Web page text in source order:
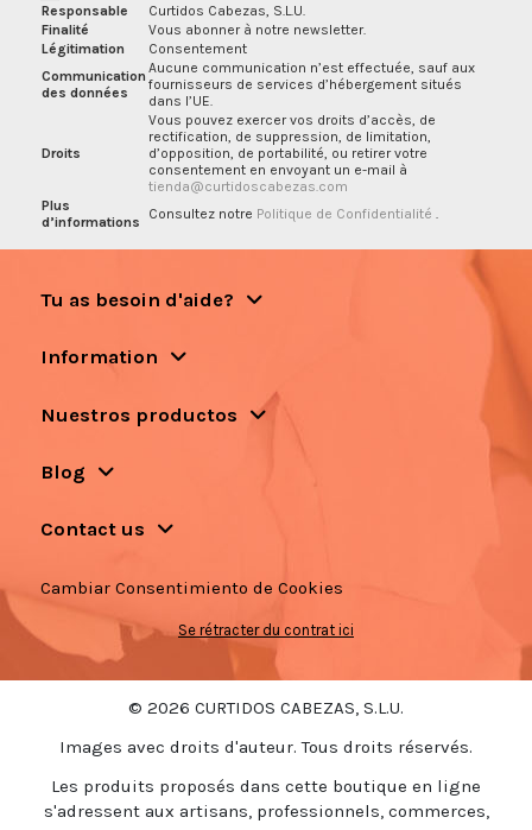
Responsable
Curtidos Cabezas, S.L.U.
Finalité
Vous abonner à notre newsletter.
Légitimation
Consentement
Communication
des données
Aucune communication n’est effectuée, sauf aux
fournisseurs de services d’hébergement situés
dans l’UE.
Droits
Vous pouvez exercer vos droits d’accès, de
rectification, de suppression, de limitation,
d’opposition, de portabilité, ou retirer votre
consentement en envoyant un e-mail à
tienda@curtidoscabezas.com
Plus
d’informations
Consultez notre Politique de Confidentialité
Tu as besoin d'aide?
Information
Nuestros productos
Blog
Contact us
Cambiar Consentimiento de Cookies
Se rétracter du contrat ici
© 2026 CURTIDOS CABEZAS, S.L.U.
Images avec droits d'auteur. Tous droits réservés.
Les produits proposés dans cette boutique en ligne
s'adressent aux artisans, professionnels, commerces,